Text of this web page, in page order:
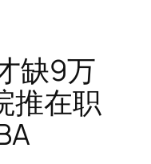
缺9万
推在职